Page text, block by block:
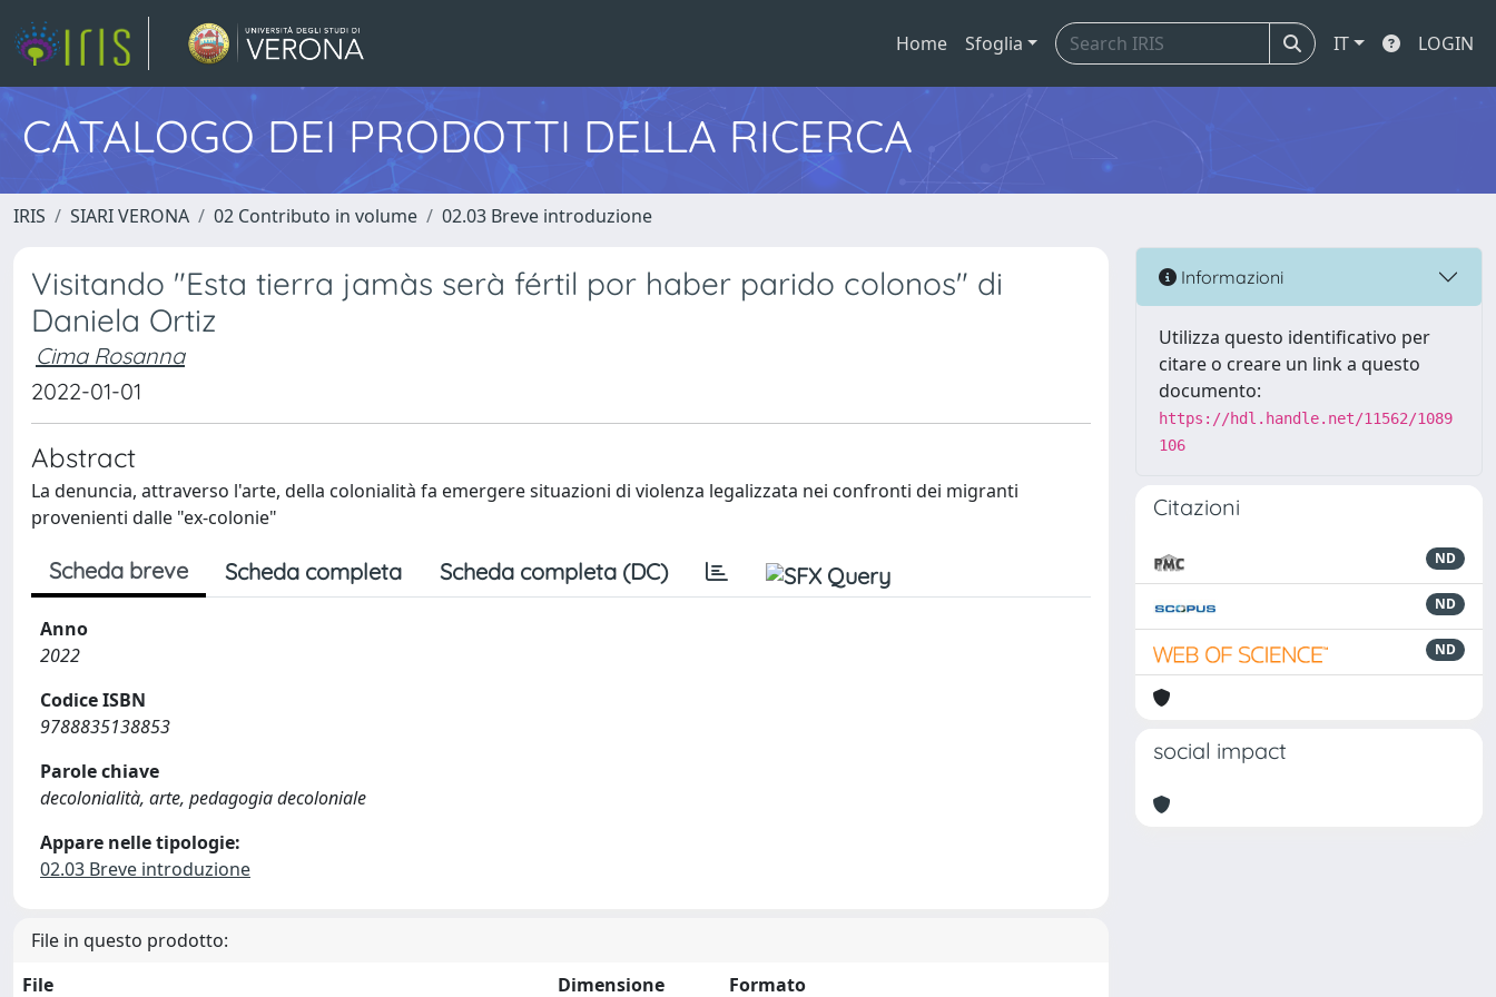
Home Sfoglia IT LOGIN
CATALOGO DEI PRODOTTI DELLA RICERCA
IRIS SIARI VERONA 02 Contributo in volume 02.03 Breve introduzione
Visitando "Esta tierra jamàs serà fértil por haber parido colonos" di
Daniela Ortiz
Cima Rosanna
2022-01-01
Abstract
La denuncia, attraverso l'arte, della colonialità fa emergere situazioni di violenza legalizzata nei confronti dei migranti
provenienti dalle "ex-colonie"
Scheda breve Scheda completa Scheda completa (DC)
Anno
2022
Codice ISBN
9788835138853
Parole chiave
decolonialità, arte, pedagogia decoloniale
Appare nelle tipologie:
02.03 Breve introduzione
File in questo prodotto:
File
Dimensione Formato
Informazioni
Utilizza questo identificativo per
citare o creare un link a questo
documento:
https://hdl.handle.net/11562/1089
106
Citazioni
ND
ND
ND
social impact